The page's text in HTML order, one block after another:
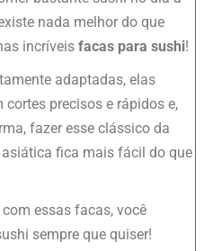
nada melhor do que
incríveisfacas para sushi!
adaptadas, elas
cortes precisos e rápidos e,
fazer esse clássico da
fica mais fácil do que
essas facas, você
sempre que quiser!